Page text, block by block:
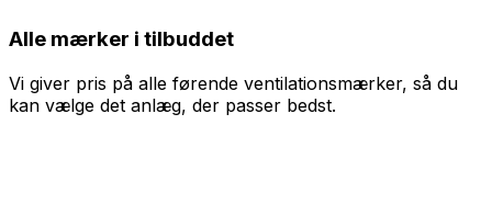
Alle mærker i tilbuddet
Vi giver pris på alle førende ventilationsmærker, så du
kan vælge det anlæg, der passer bedst.